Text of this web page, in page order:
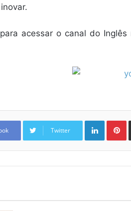
acessar o canal do
Twitter